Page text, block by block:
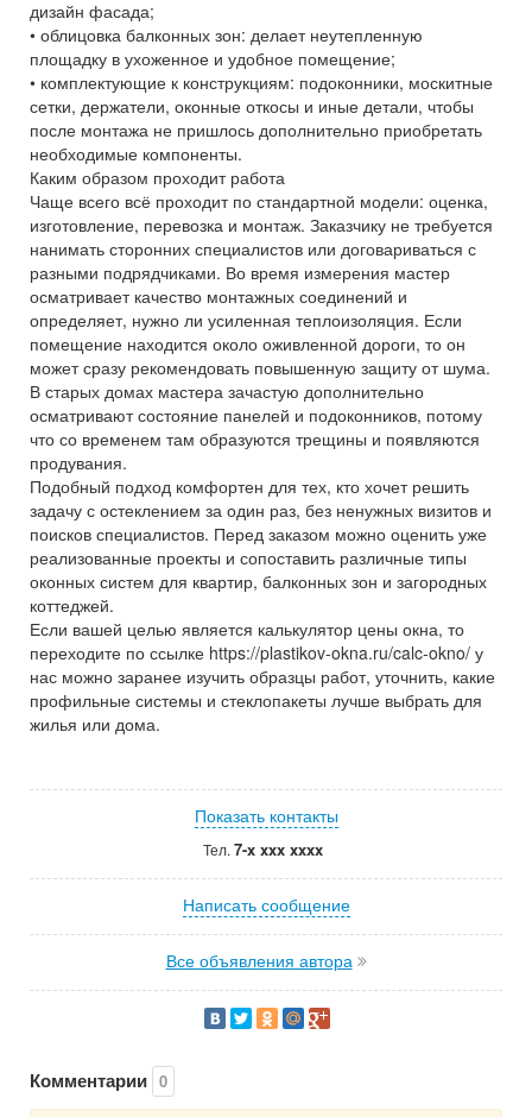
дизайн фасада;
• облицовка балконных зон: делает неутепленную
площадку в ухоженное и удобное помещение;
• комплектующие к конструкциям: подоконники, москитные
сетки, держатели, оконные откосы и иные детали, чтобы
после монтажа не пришлось дополнительно приобретать
необходимые компоненты.
Каким образом проходит работа
Чаще всего всё проходит по стандартной модели: оценка,
изготовление, перевозка и монтаж. Заказчику не требуется
нанимать сторонних специалистов или договариваться с
разными подрядчиками. Во время измерения мастер
осматривает качество монтажных соединений и
определяет, нужно ли усиленная теплоизоляция. Если
помещение находится около оживленной дороги, то он
может сразу рекомендовать повышенную защиту от шума.
В старых домах мастера зачастую дополнительно
осматривают состояние панелей и подоконников, потому
что со временем там образуются трещины и появляются
продувания.
Подобный подход комфортен для тех, кто хочет решить
задачу с остеклением за один раз, без ненужных визитов и
поисков специалистов. Перед заказом можно оценить уже
реализованные проекты и сопоставить различные типы
оконных систем для квартир, балконных зон и загородных
коттеджей.
Если вашей целью является калькулятор цены окна, то
переходите по ссылке https://plastikov-okna.ru/calc-okno/ у
нас можно заранее изучить образцы работ, уточнить, какие
профильные системы и стеклопакеты лучше выбрать для
жилья или дома.
Показать контакты
Тел. 7-x xxx xxxx
Написать сообщение
Все объявления автора
Комментарии 0